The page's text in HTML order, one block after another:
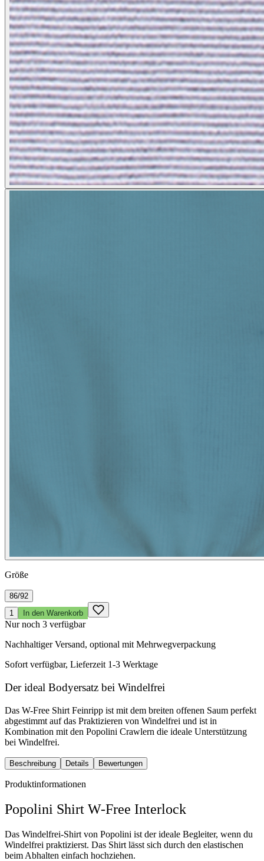
Größe
86/92
1
In den Warenkorb
Nur noch 3 verfügbar
Nachhaltiger Versand, optional mit Mehrwegverpackung
Sofort verfügbar, Lieferzeit 1-3 Werktage
Der ideal Bodyersatz bei Windelfrei
Das W-Free Shirt Feinripp ist mit dem breiten offenen Saum perfekt
abgestimmt auf das Praktizieren von Windelfrei und ist in
Kombination mit den Popolini Crawlern die ideale Unterstützung
bei Windelfrei.
Beschreibung Details Bewertungen
Produktinformationen
Popolini Shirt W-Free Interlock
Das Windelfrei-Shirt von Popolini ist der ideale Begleiter, wenn du
Windelfrei praktizierst. Das Shirt lässt sich durch den elastischen
beim Abhalten einfach hochziehen.